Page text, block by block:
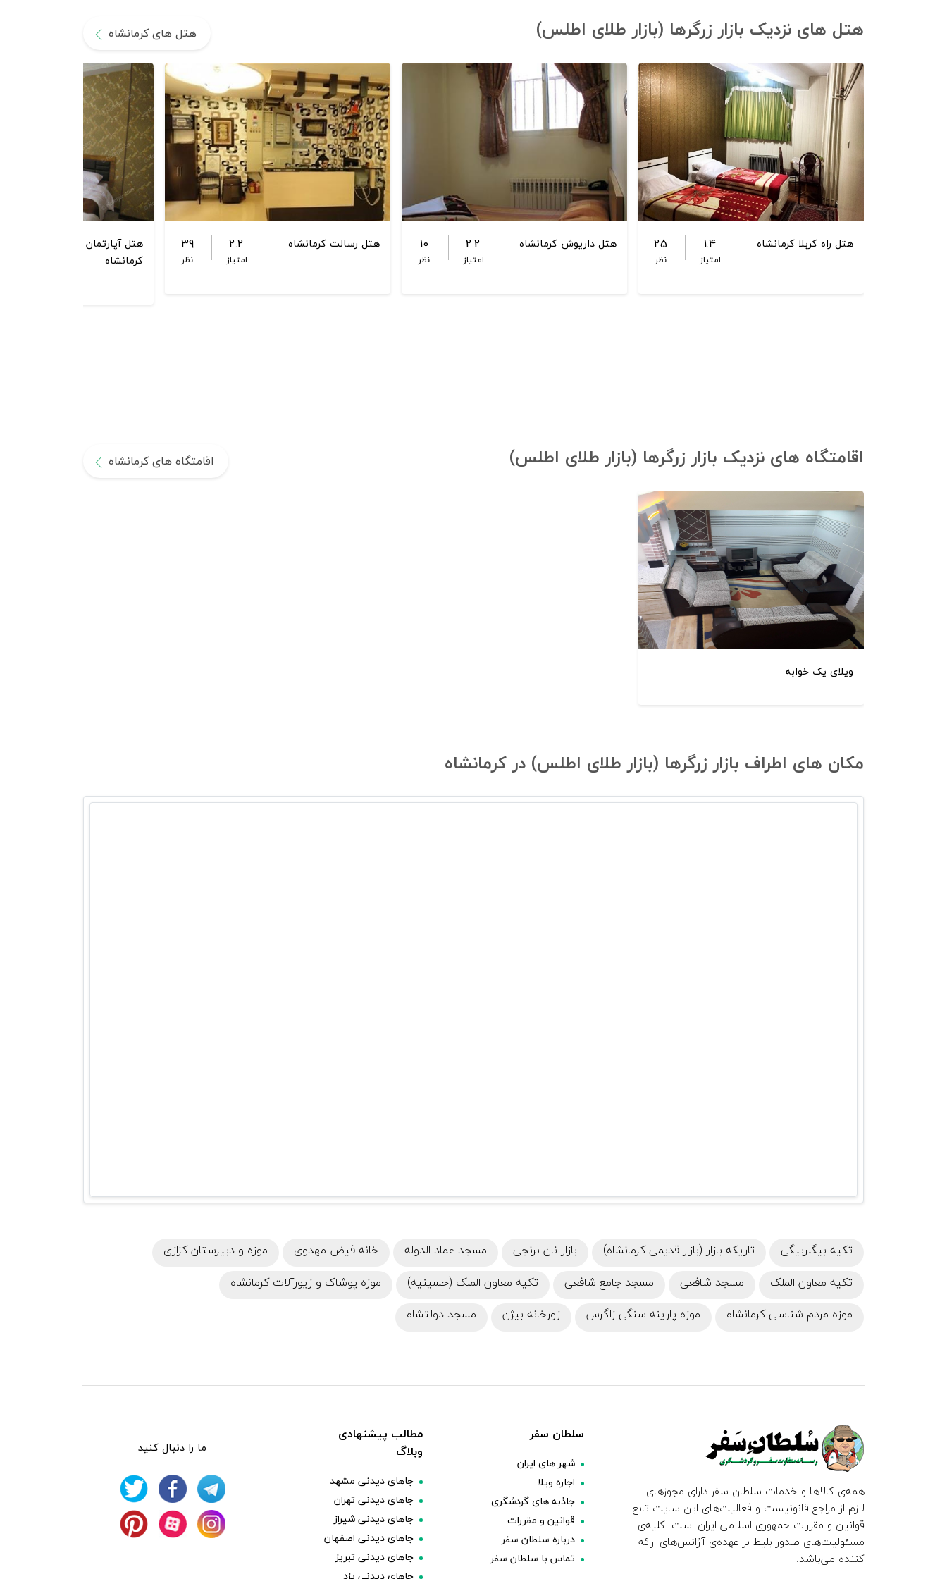
هتل های نزدیک بازار زرگرها (بازار طلای اطلس) هتل های کرمانشاه
هتل راه کربلا کرمانشاه 1.4
امتیاز
25
نظر
هتل داریوش کرمانشاه 2.2
امتیاز
10
نظر
هتل رسالت کرمانشاه 2.2
امتیاز
39
نظر
هتل آپارتمان کوروش
کرمانشاه
اقامتگاه های نزدیک بازار زرگرها (بازار طلای اطلس) اقامتگاه های کرمانشاه
ویلای یک خوابه
مکان های اطراف بازار زرگرها (بازار طلای اطلس) در کرمانشاه
تکیه بیگلربیگی تاریکه بازار (بازار قدیمی کرمانشاه) بازار نان برنجی مسجد عماد الدوله خانه فیض مهدوی
موزه و دبیرستان کزازی
تکیه معاون الملک
مسجد شافعی مسجد جامع شافعی تکیه معاون الملک (حسینیه)
موزه پوشاک و زیورآلات کرمانشاه
موزه مردم شناسی کرمانشاه
موزه پارینه سنگی زاگرس زورخانه بیژن مسجد دولتشاه
همه‌ی کالاها و خدمات سلطان سفر دارای مجوزهای
لازم از مراجع قانونیست و فعالیت‌های این سایت تابع
قوانین و مقررات جمهوری اسلامی ایران است. کلیه‌ی
مسئولیت‌های صدور بلیط بر عهده‌ی آژانس‌های ارائه
کننده می‌باشد.
سلطان سفر
شهر های ایران
اجاره ویلا
جاذبه های گردشگری
قوانین و مقررات
درباره سلطان سفر
تماس با سلطان سفر
مطالب پیشنهادی
وبلاگ
جاهای دیدنی مشهد
جاهای دیدنی تهران
جاهای دیدنی شیراز
جاهای دیدنی اصفهان
جاهای دیدنی تبریز
ما را دنبال کنید